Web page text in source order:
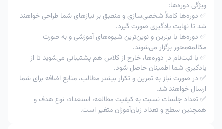
ویژگی دوره‌ها:
✅ دوره‌ها کاملاً شخصی‌سازی و منطبق بر نیازهای شما طراحی خواهند
شد تا نهایت یادگیری صورت گیرد.
✅ دوره‌ها با برترین و نوین‌ترین شیوه‌های آموزشی و به صورت
مکالمه‌محور برگزار می‌شوند.
✅ با ثبت‌نام در دوره‌ها، خارج از کلاس هم پشتیبانی می‌شوید تا از
یادگیری شما اطمینان حاصل شود.
✅ در صورت نیاز به تمرین و تکرار بیشتر مطالب، منابع اضافه برای شما
ارسال خواهند شد.
✅ تعداد جلسات نسبت به کیفیت مطالعه، استعداد، نوع هدف و
همچنین سطح و تعداد زبان‌آموزان متغیر است.